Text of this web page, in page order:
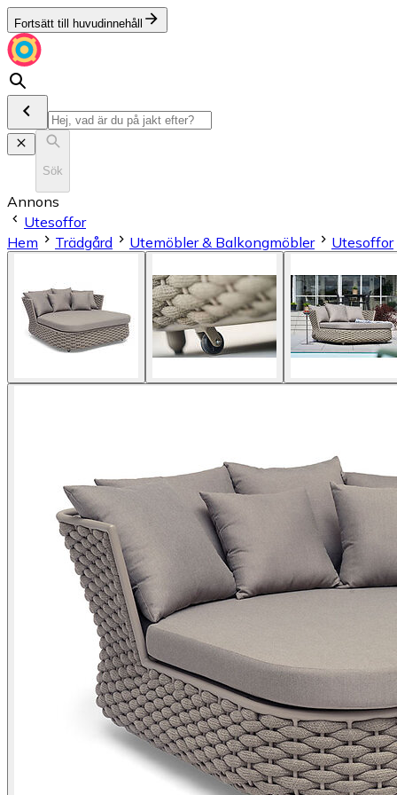
Fortsätt till huvudinnehåll
Sök
Annons
Utesoffor
Hem
Trädgård Utemöbler & Balkongmöbler Utesoffor